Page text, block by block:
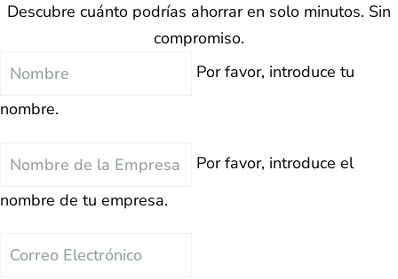
Descubre cuánto podrías ahorrar en solo minutos. Sin
compromiso.
Nombre
Por favor, introduce tu
nombre.
Nombre
la
Por favor, introduce el
nombre de tu empresa.
Correo